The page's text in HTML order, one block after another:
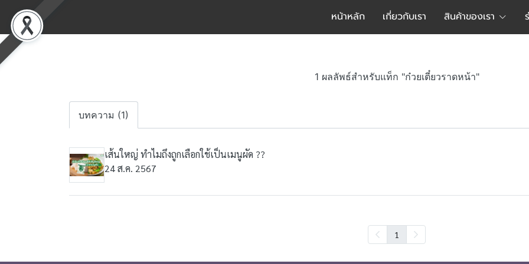
หน้าหลัก เกี่ยวกับเรา สินค้าของเรา
1 ผลลัพธ์สำหรับแท็ก "ก๋วยเตี๋ยวราดหน้า"
บทความ (1)
เส้นใหญ่ ทำไมถึงถูกเลือกใช้เป็นเมนูผัด ??
24 ส.ค. 2567
1